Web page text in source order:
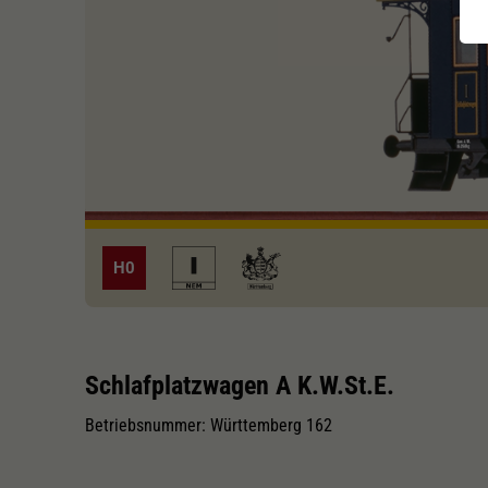
H0
Schlafplatzwagen A K.W.St.E.
Betriebsnummer: Württemberg 162